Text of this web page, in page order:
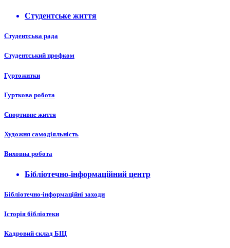
Студентське життя
Студентська рада
Студентський профком
Гуртожитки
Гурткова робота
Спортивне життя
Художня самодіяльність
Виховна робота
Бібліотечно-інформаційний центр
Бібліотечно-інформаційні заходи
Історія бібліотеки
Кадровий склад БІЦ